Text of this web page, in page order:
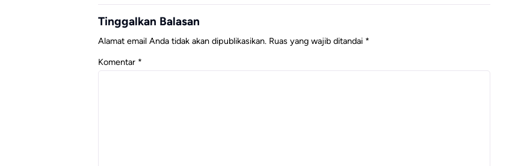
Tinggalkan Balasan
Alamat email Anda tidak akan dipublikasikan. Ruas yang wajib ditandai *
Komentar *